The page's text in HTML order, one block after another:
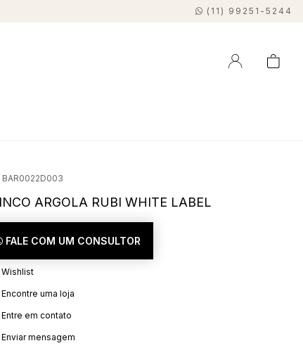
(11) 99251-5244
BAR0022D003
ARGOLA RUBI WHITE LABEL
FALE COM UM CONSULTOR
Wishlist
Encontre uma loja
Entre em contato
Enviar mensagem